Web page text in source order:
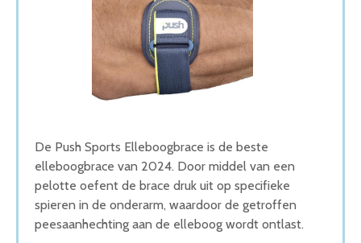
Wat is de beste Elleboogbrace van 2026
1. Beste Elleboogbrace van 2026
2. Goede Prijs-Kwaliteit Elleboogbrace
3. Fijnste Elleboogbrace van 2026
4. Goede Koop Elleboogbrace
Conclusie
De Push Sports Elleboogbrace is de beste
elleboogbrace van 2024. Door middel van een
pelotte oefent de brace druk uit op specifieke
spieren in de onderarm, waardoor de getroffen
peesaanhechting aan de elleboog wordt ontlast.